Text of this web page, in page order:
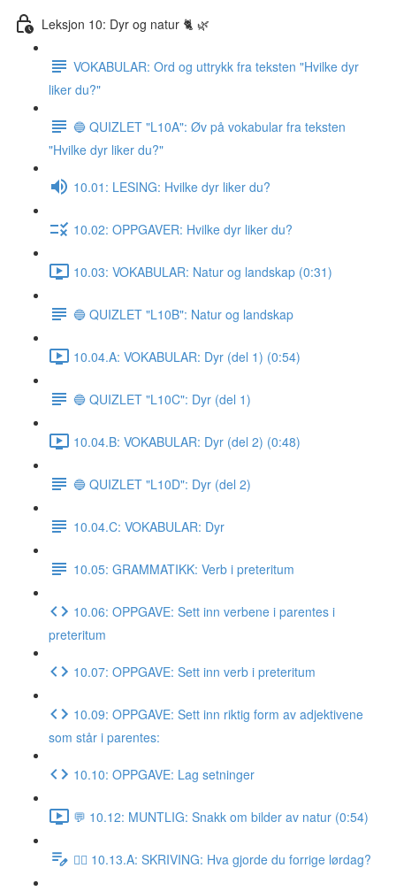
Leksjon 10: Dyr og natur 🐈 🌿
VOKABULAR: Ord og uttrykk fra teksten "Hvilke dyr
liker du?"
🔵 QUIZLET "L10A": Øv på vokabular fra teksten
"Hvilke dyr liker du?"
10.01: LESING: Hvilke dyr liker du?
10.02: OPPGAVER: Hvilke dyr liker du?
10.03: VOKABULAR: Natur og landskap (0:31)
🔵 QUIZLET "L10B": Natur og landskap
10.04.A: VOKABULAR: Dyr (del 1) (0:54)
🔵 QUIZLET "L10C": Dyr (del 1)
10.04.B: VOKABULAR: Dyr (del 2) (0:48)
🔵 QUIZLET "L10D": Dyr (del 2)
10.04.C: VOKABULAR: Dyr
10.05: GRAMMATIKK: Verb i preteritum
10.06: OPPGAVE: Sett inn verbene i parentes i
preteritum
10.07: OPPGAVE: Sett inn verb i preteritum
10.09: OPPGAVE: Sett inn riktig form av adjektivene
som står i parentes:
10.10: OPPGAVE: Lag setninger
💬 10.12: MUNTLIG: Snakk om bilder av natur (0:54)
✍🏼 10.13.A: SKRIVING: Hva gjorde du forrige lørdag?